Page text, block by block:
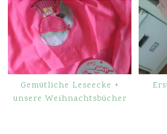
Gemütliche Leseecke +
unsere Weihnachtsbücher